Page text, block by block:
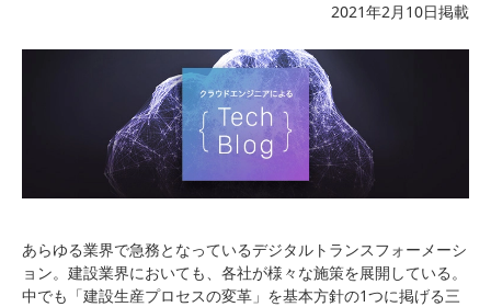
2021年2月10日掲載
あらゆる業界で急務となっているデジタルトランスフォーメーシ
ョン。建設業界においても、各社が様々な施策を展開している。
中でも「建設生産プロセスの変革」を基本方針の1つに掲げる三